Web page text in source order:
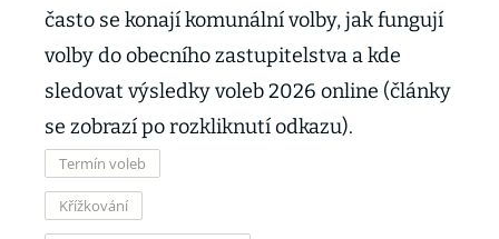
často se konají komunální volby, jak fungují
volby do obecního zastupitelstva a kde
sledovat výsledky voleb 2026 online (články
se zobrazí po rozkliknutí odkazu).
Termín voleb
Křížkování